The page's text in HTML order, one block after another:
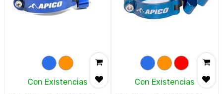
Con Existencias Con Existencias